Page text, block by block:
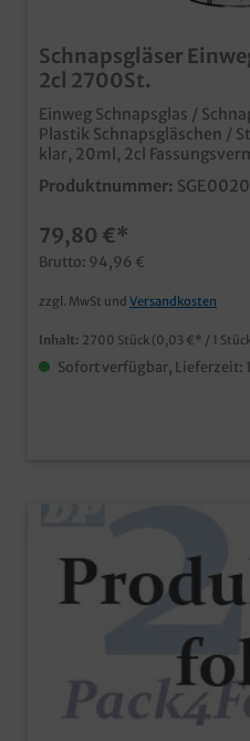
Schnapsgläser
2cl 2700St.
Einweg Schnapsglas /
Plastik Schnapsgläschen /
klar, 20ml, 2cl
Stück im Karton (54x50) Ideal für Partys, Catering,
Veranstaltungen oder Empfänge, Optimal
Hartplastik, bruchfest und
Kennzeichnung recycelbar, entsorgbar über gelben
Sack / gelbe Tonne
Produktnummer: SGE0020
79,80 €*
Brutto: 94,96 €
zzgl. MwSt und Versandkosten
Inhalt: 2700 Stück (0,03 €* / 1
Sofort verfügbar, Lieferzeit: